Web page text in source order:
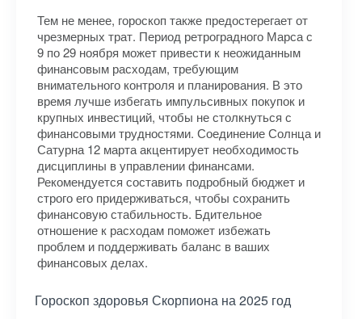
Тем не менее, гороскоп также предостерегает от
чрезмерных трат. Период ретроградного Марса с
9 по 29 ноября может привести к неожиданным
финансовым расходам, требующим
внимательного контроля и планирования. В это
время лучше избегать импульсивных покупок и
крупных инвестиций, чтобы не столкнуться с
финансовыми трудностями. Соединение Солнца и
Сатурна 12 марта акцентирует необходимость
дисциплины в управлении финансами.
Рекомендуется составить подробный бюджет и
строго его придерживаться, чтобы сохранить
финансовую стабильность. Бдительное
отношение к расходам поможет избежать
проблем и поддерживать баланс в ваших
финансовых делах.
Гороскоп здоровья Скорпиона на 2025 год